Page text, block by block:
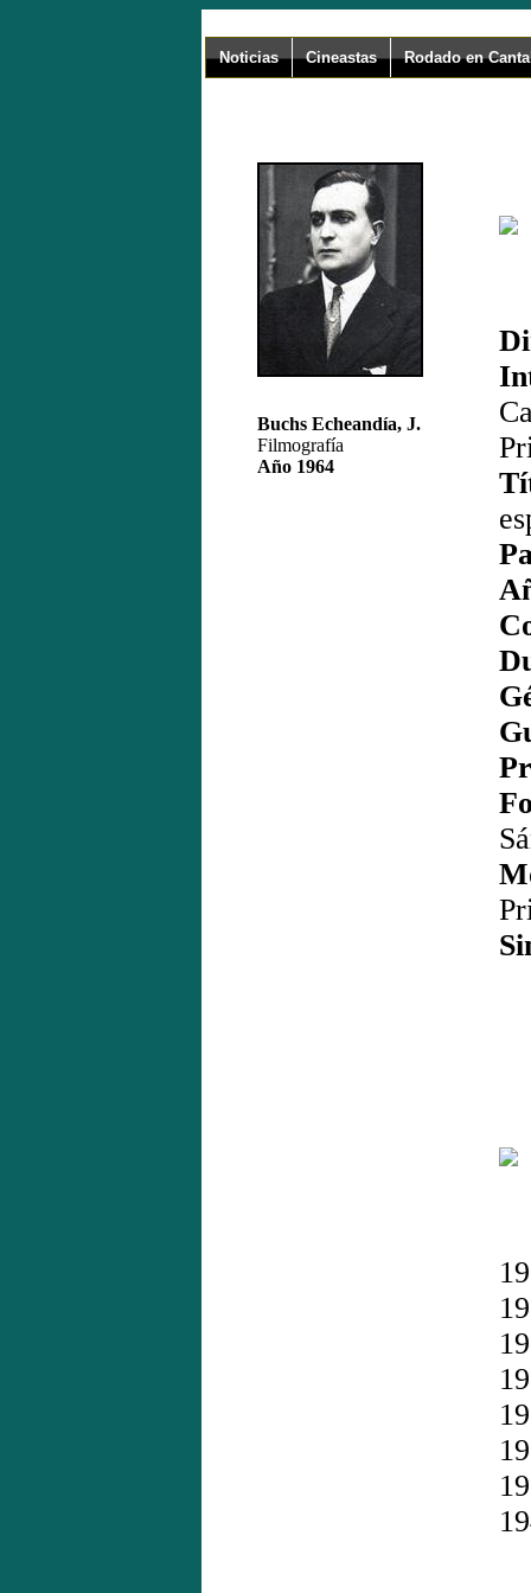
Noticias Cineastas Rodado en
Buchs Echeandía, J.
Filmografía
Año 1964